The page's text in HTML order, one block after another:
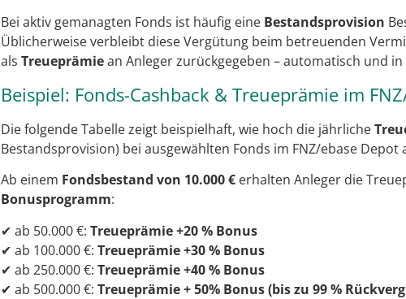
Bei aktiv gemanagten Fonds ist häufig eine Bestandsprovision
Üblicherweise verbleibt diese Vergütung beim betreuenden
als Treueprämiean Anleger zurückgegeben – automatisch und
Beispiel: Fonds-Cashback & Treueprämie im
Die folgende Tabelle zeigt beispielhaft, wie hoch die jährliche
Bestandsprovision) bei ausgewählten Fonds im FNZ/ebase Depot
Ab einem Fondsbestand von 10.000 € erhalten Anleger die
Bonusprogramm:
✔ ab 50.000 €: Treueprämie +20 % Bonus
✔ ab 100.000 €: Treueprämie +30 % Bonus
✔ ab 250.000 €: Treueprämie +40 % Bonus
✔ ab 500.000 €: Treueprämie + 50% Bonus (bis zu 99 %